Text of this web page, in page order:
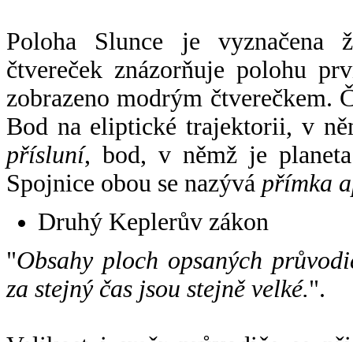
Poloha Slunce je vyznačena
čtvereček znázorňuje polohu
zobrazeno modrým čtverečkem.
Bod na eliptické trajektorii, v
přísluní, bod, v němž je
Spojnice obou se nazývá přímka
Druhý Keplerův zákon
"Obsahy ploch opsaných
za stejný čas jsou stejně velké.".